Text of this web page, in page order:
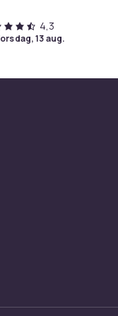
4,3
torsdag, 13 aug.